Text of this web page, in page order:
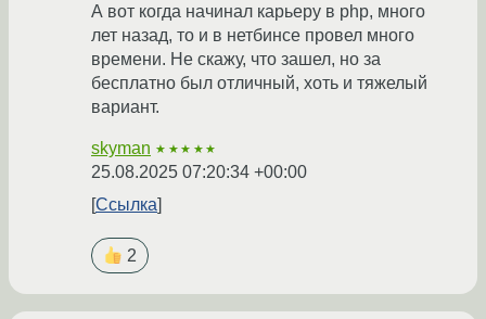
А вот когда начинал карьеру в php, много
лет назад, то и в нетбинсе провел много
времени. Не скажу, что зашел, но за
бесплатно был отличный, хоть и тяжелый
вариант.
skyman ★★★★★
25.08.2025 07:20:34 +00:00
Ссылка
2